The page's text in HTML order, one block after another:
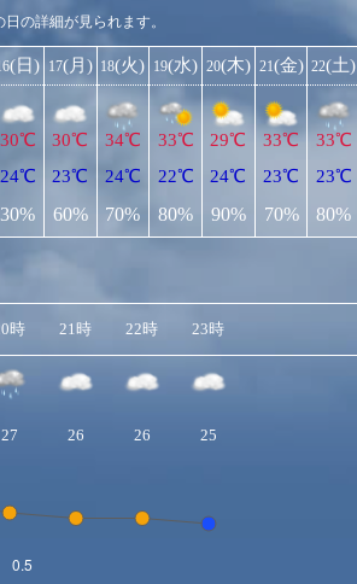
の詳細が見られます。
(日)
30℃
24℃
30%
17(月)
30℃
23℃
60%
18(火)
34℃
24℃
70%
19(水)
33℃
22℃
80%
20(木)
29℃
24℃
90%
21(金)
33℃
23℃
70%
22(土)
33℃
23℃
80%
時 21時 22時 23時
27 26 26 25